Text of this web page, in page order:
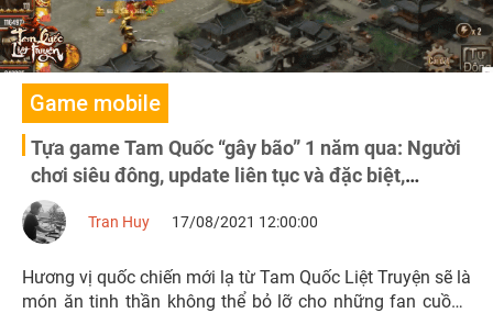
Game mobile
Tựa game Tam Quốc “gây bão” 1 năm qua: Người
chơi siêu đông, update liên tục và đặc biệt,
gameplay cực “cuốn”
Tran Huy 17/08/2021 12:00:00
Hương vị quốc chiến mới lạ từ Tam Quốc Liệt Truyện sẽ là
món ăn tinh thần không thể bỏ lỡ cho những fan cuồng